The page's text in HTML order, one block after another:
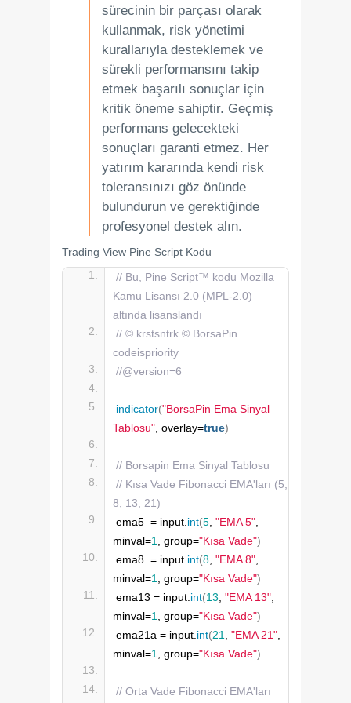
sürecinin bir parçası olarak
kullanmak, risk yönetimi
kurallarıyla desteklemek ve
sürekli performansını takip
etmek başarılı sonuçlar için
kritik öneme sahiptir. Geçmiş
performans gelecekteki
sonuçları garanti etmez. Her
yatırım kararında kendi risk
toleransınızı göz önünde
bulundurun ve gerektiğinde
profesyonel destek alın.
Trading View Pine Script Kodu
// Bu, Pine Script™ kodu Mozilla
Kamu Lisansı 2.0 (MPL-2.0)
altında lisanslandı
// © krstsntrk © BorsaPin
codeispriority
//@version=6
indicator("BorsaPin Ema Sinyal
Tablosu", overlay=true)
// Borsapin Ema Sinyal Tablosu
// Kısa Vade Fibonacci EMA'ları (5,
8, 13, 21)
ema5  = input.int(5, "EMA 5",
minval=1, group="Kısa Vade")
ema8  = input.int(8, "EMA 8",
minval=1, group="Kısa Vade")
ema13 = input.int(13, "EMA 13",
minval=1, group="Kısa Vade")
ema21a = input.int(21, "EMA 21",
minval=1, group="Kısa Vade")
// Orta Vade Fibonacci EMA'ları